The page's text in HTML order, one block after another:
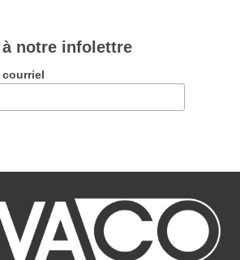
notre infolettre
courriel